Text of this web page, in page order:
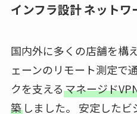
インフラ設計 ネットワ
国内外に多くの店舗を構
ェーンのリモート測定で
クを支えるマネージド
築しました。 安定したビ